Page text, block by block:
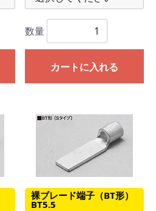
数量
カートに入れる
裸ブレード端子（BT形）
BT5.5